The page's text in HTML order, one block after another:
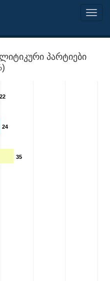
პარტიები
22
24
35